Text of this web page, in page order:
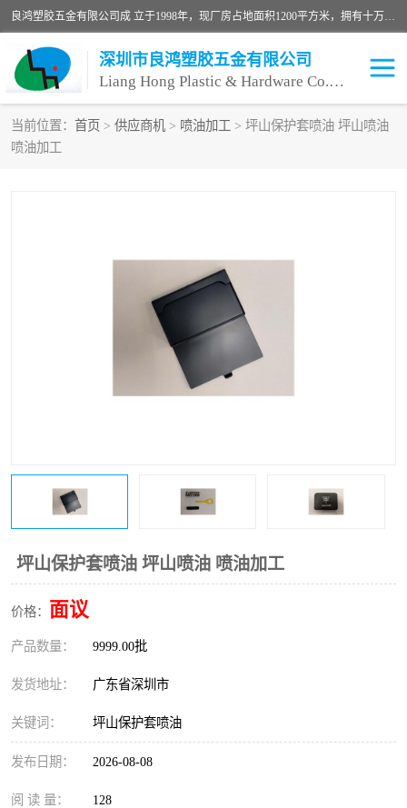
良鸿塑胶五金有限公司成 立于1998年，现厂房占地面积1200平方米，拥有十万级无尘车间，自动喷涂线1条，手动喷涂线2条，丝印移印滚印烫印拉线1条，本公司自建厂以来一直 以“顾客、品质、服务三个第一”为原则，从来货到处理、喷漆、烘烤、品检、包装等每一道工序都严格把持质量关，竭诚为广大朋友、客户服务。现如今已深得广 大客户信赖。
深圳市良鸿塑胶五金有限公司
Liang Hong Plastic & Hardware Co. Ltd
当前位置： 首页 > 供应商机 > 喷油加工 > 坪山保护套喷油 坪山喷油
喷油加工
坪山保护套喷油 坪山喷油 喷油加工
价格： 面议
产品数量： 9999.00批
发货地址： 广东省深圳市
关键词： 坪山保护套喷油
发布日期： 2026-08-08
阅 读 量： 128
喷油加工